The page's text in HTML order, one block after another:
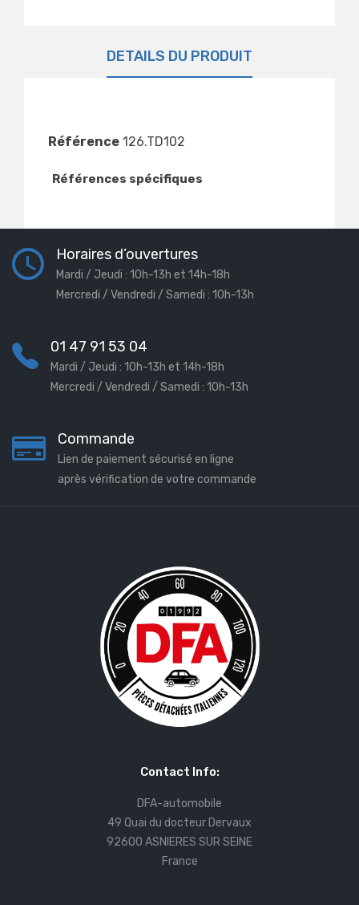
DÉTAILS DU PRODUIT
Référence 126.TD102
Références spécifiques
Horaires d’ouvertures
Mardi / Jeudi : 10h-13h et 14h-18h
Mercredi / Vendredi / Samedi : 10h-13h
01 47 91 53 04
Mardi / Jeudi : 10h-13h et 14h-18h
Mercredi / Vendredi / Samedi : 10h-13h
Commande
Lien de paiement sécurisé en ligne
après vérification de votre commande
Contact Info:
DFA-automobile
49 Quai du docteur Dervaux
92600 ASNIERES SUR SEINE
France